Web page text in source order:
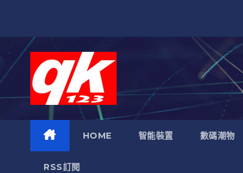
HOME 智能裝置 數碼潮物
RSS訂閱